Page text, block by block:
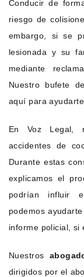
Conducir de
riesgo de
embargo, si se
lesionada y su
mediante
Nuestro bufete
aquí para
En Voz Legal,
accidentes de
Durante estas
explicamos el
podrían influir
podemos
informe policial, si
Nuestros
dirigidos por el